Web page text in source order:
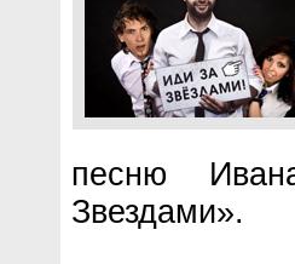
песню
Звездами».